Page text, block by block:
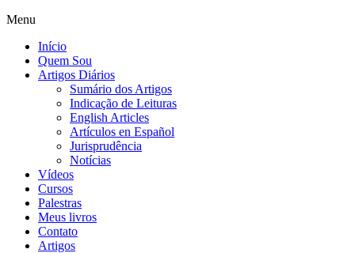
Menu
Início
Quem Sou
Artigos Diários
Sumário dos Artigos
Indicação de Leituras
English Articles
Artículos en Español
Jurisprudência
Notícias
Vídeos
Cursos
Palestras
Meus livros
Contato
Artigos